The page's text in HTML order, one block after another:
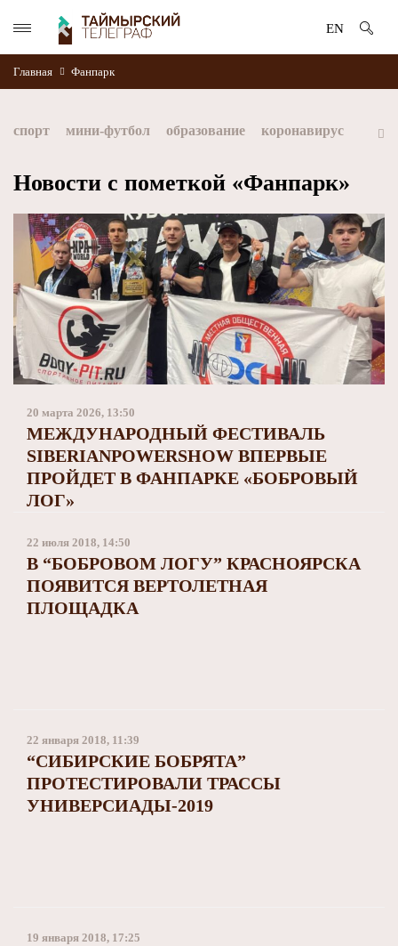
EN
Главная Фанпарк
спорт мини-футбол образование коронавирус
Норникель Красноярский край Таймыр Дудинка
автографы истории Красноярскийкрай Арктика
МФК Норильский никель хоккей
Заполярный филиал Норникеля NordStar
Новости с пометкой «Фанпарк»
20 марта 2026, 13:50
МЕЖДУНАРОДНЫЙ ФЕСТИВАЛЬ
SIBERIANPOWERSHOW ВПЕРВЫЕ
ПРОЙДЕТ В ФАНПАРКЕ «БОБРОВЫЙ
ЛОГ»
22 июля 2018, 14:50
В “БОБРОВОМ ЛОГУ” КРАСНОЯРСКА
ПОЯВИТСЯ ВЕРТОЛЕТНАЯ
ПЛОЩАДКА
22 января 2018, 11:39
“СИБИРСКИЕ БОБРЯТА”
ПРОТЕСТИРОВАЛИ ТРАССЫ
УНИВЕРСИАДЫ-2019
19 января 2018, 17:25